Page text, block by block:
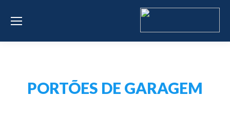
PORTÕES DE GARAGEM